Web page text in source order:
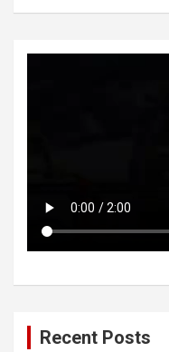
Recent Posts